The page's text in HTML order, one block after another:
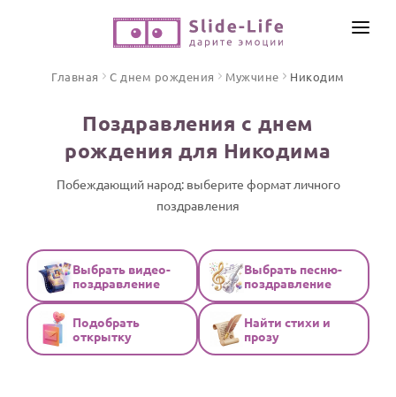
ПО ФОРМАТУ
Видео поздравления
Песни поздравления
Стихи и тексты
ПРАЗДНИКИ
С Днем рождения
ИНСТРУМЕНТЫ
ТЕКСТЫ И ИДЕИ
ОТЗЫВЫ
Главная С днем рождения Мужчине Никодим
Поздравления с днем
рождения для Никодима
Побеждающий народ: выберите формат личного
поздравления
Выбрать видео-
поздравление
Выбрать песню-
поздравление
Подобрать
открытку
Найти стихи и
прозу